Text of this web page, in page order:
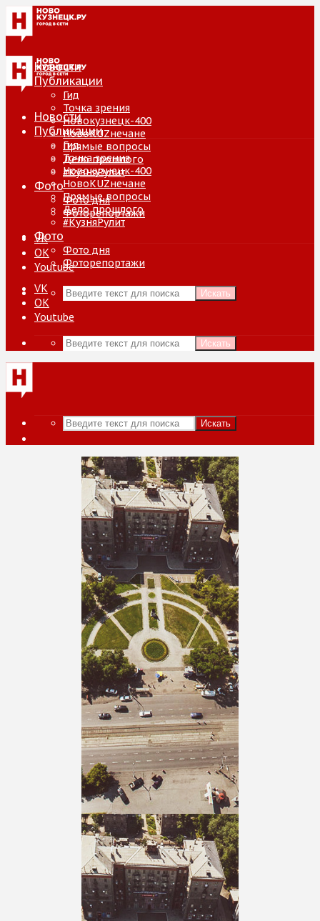
Новости
Публикации
Гид
Точка зрения
Новокузнецк-400
НовоKUZнечане
Прямые вопросы
Дело прошлого
#КузняРулит
Фото
Фото дня
Фоторепортажи
VK
ОК
Youtube
Искать
Новости
Публикации
Гид
Точка зрения
Новокузнецк-400
НовоKUZнечане
Прямые вопросы
Дело прошлого
#КузняРулит
Фото
Фото дня
Фоторепортажи
VK
ОК
Youtube
Искать
Искать